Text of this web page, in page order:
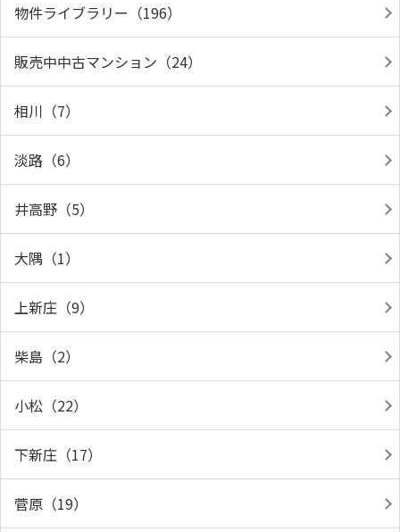
物件ライブラリー（196）
販売中中古マンション（24）
相川（7）
淡路（6）
井高野（5）
大隅（1）
上新庄（9）
柴島（2）
小松（22）
下新庄（17）
菅原（19）